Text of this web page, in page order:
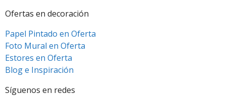
Ofertas en decoración
Papel Pintado en Oferta
Foto Mural en Oferta
Estores en Oferta
Blog e Inspiración
Síguenos en redes